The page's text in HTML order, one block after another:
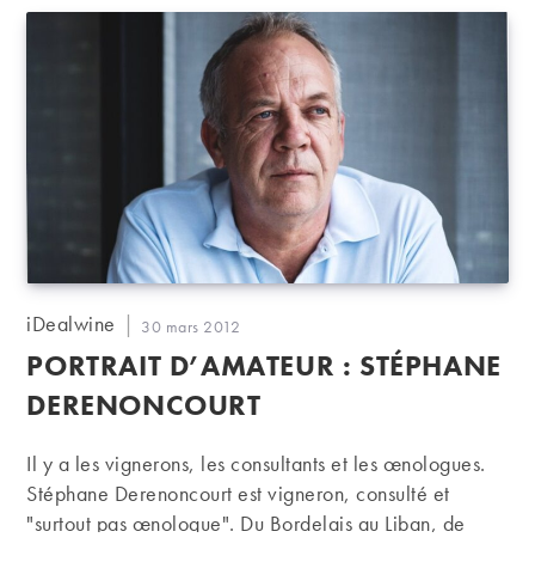
Auteur/autrice
la
publication :
iDealwine
Publication
publiée :
30 mars 2012
PORTRAIT D’AMATEUR : STÉPHANE
DERENONCOURT
Il y a les vignerons, les consultants et les œnologues.
Stéphane Derenoncourt est vigneron, consulté et
"surtout pas œnologue". Du Bordelais au Liban, de